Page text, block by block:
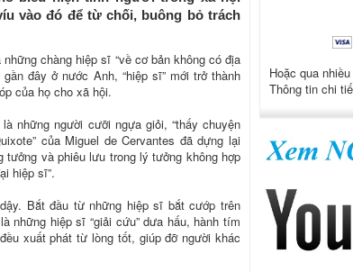
vào đó để từ chối, buông bỏ trách
chàng hiệp sĩ “về cơ bản không có địa
đây ở nước Anh, “hiệp sĩ” mới trở thành
của họ cho xã hội.
những người cưỡi ngựa giỏi, “thấy chuyện
của Miguel de Cervantes đã dựng lại
tưởng và phiêu lưu trong lý tưởng không hợp
hiệp sĩ”.
Bắt đầu từ những hiệp sĩ bắt cướp trên
những hiệp sĩ “giải cứu” dưa hấu, hành tím
xuất phát từ lòng tốt, giúp đỡ người khác
Hoặc qua
Thông tin chi